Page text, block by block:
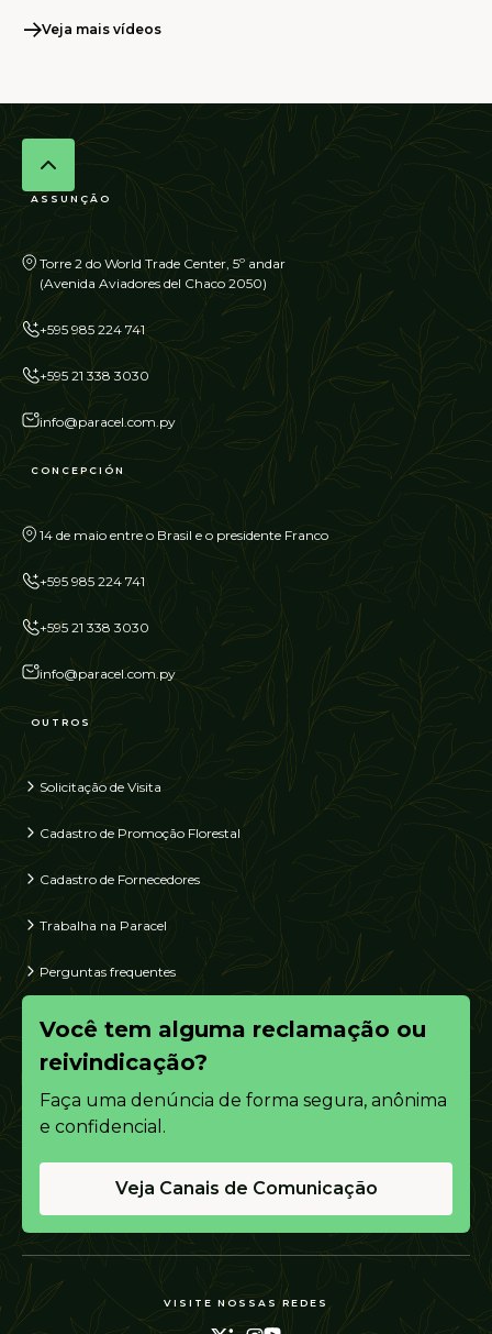
Veja mais vídeos
ASSUNÇÃO
Torre 2 do World Trade Center, 5º andar
(Avenida Aviadores del Chaco 2050)
+595 985 224 741
+595 21 338 3030
info@paracel.com.py
CONCEPCIÓN
14 de maio entre o Brasil e o presidente Franco
+595 985 224 741
+595 21 338 3030
info@paracel.com.py
OUTROS
Solicitação de Visita
Cadastro de Promoção Florestal
Cadastro de Fornecedores
Trabalha na Paracel
Perguntas frequentes
Você tem alguma reclamação ou
reivindicação?
Faça uma denúncia de forma segura, anônima
e confidencial.
Veja Canais de Comunicação
VISITE NOSSAS REDES